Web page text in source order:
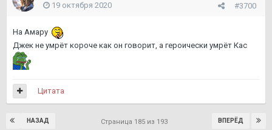
#3700
19 октября 2020
На Амару
Джек не умрёт короче как он говорит, а героически умрёт Кас
Цитата
НАЗАД ВПЕРЁД
Страница 185 из 193